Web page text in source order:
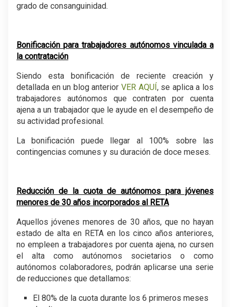
grado de consanguinidad.
Bonificación para trabajadores autónomos vinculada a
la contratación
Siendo esta bonificación de reciente creación y
detallada en un blog anterior VER AQUÍ , se aplica a los
trabajadores autónomos que contraten por cuenta
ajena a un trabajador que le ayude en el desempeño de
su actividad profesional.
La bonificación puede llegar al 100% sobre las
contingencias comunes y su duración de doce meses.
Reducción de la cuota de autónomos para jóvenes
menores de 30 años incorporados al RETA
Aquellos jóvenes menores de 30 años, que no hayan
estado de alta en RETA en los cinco años anteriores,
no empleen a trabajadores por cuenta ajena, no cursen
el alta como autónomos societarios o como
autónomos colaboradores, podrán aplicarse una serie
de reducciones que detallamos:
El 80% de la cuota durante los 6 primeros meses